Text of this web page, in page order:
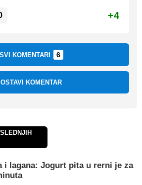
+4
SVI KOMENTARI 6
OSTAVI KOMENTAR
i lagana: Jogurt pita u rerni je za